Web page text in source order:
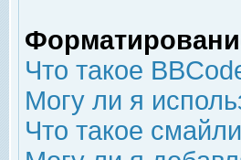
Что такое
Могу ли я
Что такое